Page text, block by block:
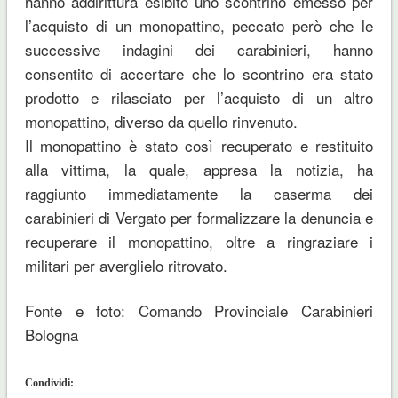
l’acquisto di un monopattino, peccato però che le
successive indagini dei carabinieri, hanno
consentito di accertare che lo scontrino era stato
prodotto e rilasciato per l’acquisto di un altro
monopattino, diverso da quello rinvenuto.
Il monopattino è stato così recuperato e restituito
alla vittima, la quale, appresa la notizia, ha
raggiunto immediatamente la caserma dei
carabinieri di Vergato per formalizzare la denuncia e
recuperare il monopattino, oltre a ringraziare i
militari per averglielo ritrovato.
Fonte e foto: Comando Provinciale Carabinieri
Bologna
Condividi: